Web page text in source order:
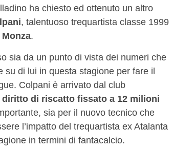
ha chiesto ed ottenuto un altro
, talentuoso trequartista classe 1999
Monza.
sia da un punto di vista dei numeri che
di lui in questa stagione per fare il
Colpani è arrivato dal club
di riscatto fissato a 12 milioni
sia per il nuovo tecnico che
l’impatto del trequartista ex Atalanta
in termini di fantacalcio.